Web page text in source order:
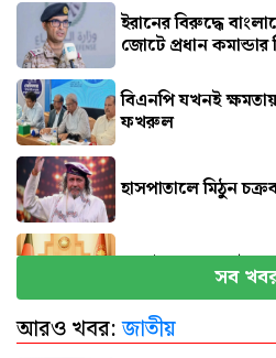
ইরানের বিরুদ্ধে
জোটে প্রধান
বিএনপি যখনই
ফখরুল
হাসপাতালে মিঠুন
সেপ্টেম্বরে যুক্তরাষ্ট্র
পিএসসিতে একসঙ্গে
সব
আরও খবর:জাতীয়